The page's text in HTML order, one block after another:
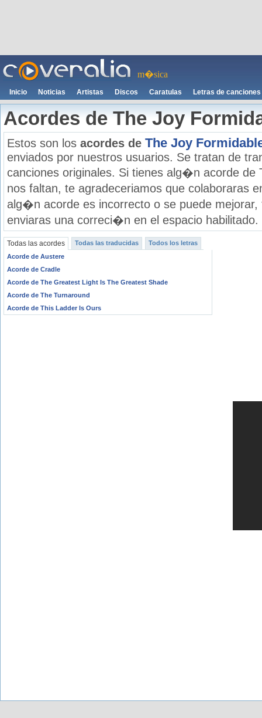
m�sica
Inicio Noticias Artistas Discos Caratulas Letras de canciones
Acordes de The Joy
Estos son los acordes de The Joy
enviados por nuestros usuarios. Se tratan de
canciones originales. Si tienes alg�n acorde de
nos faltan, te agradeceriamos que colaboraras
alg�n acorde es incorrecto o se puede
enviaras una correci�n en el espacio habilitado.
Todas las acordes Todas las traducidas
Todos los letras
Acorde de Austere
Acorde de Cradle
Acorde de The Greatest Light Is The Greatest Shade
Acorde de The Turnaround
Acorde de This Ladder Is Ours